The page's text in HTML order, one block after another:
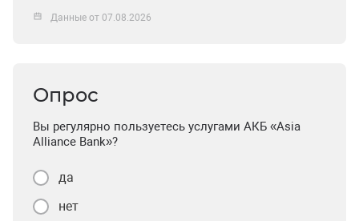
Данные от 07.08.2026
Опрос
Вы регулярно пользуетесь услугами АКБ «Asia
Alliance Bank»?
да
нет